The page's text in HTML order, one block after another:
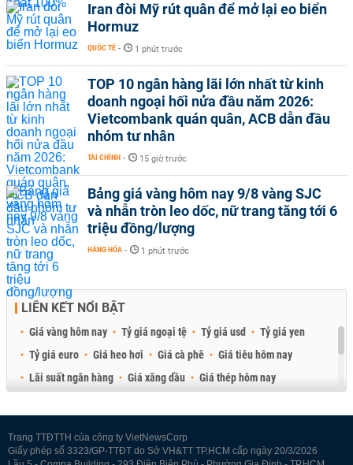
Iran đòi Mỹ rút quân để mở lại eo biển
Hormuz
QUỐC TẾ - 1 phút trước
TOP 10 ngân hàng lãi lớn nhất từ kinh
doanh ngoại hối nửa đầu năm 2026:
Vietcombank quán quân, ACB dẫn đầu
nhóm tư nhân
TÀI CHÍNH - 15 giờ trước
Bảng giá vàng hôm nay 9/8 vàng SJC
và nhẫn tròn leo dốc, nữ trang tăng tới 6
triệu đồng/lượng
HÀNG HÓA - 1 phút trước
LIÊN KẾT NỔI BẬT
Giá vàng hôm nay Tỷ giá ngoại tệ Tỷ giá usd
Tỷ giá yen
Tỷ giá euro
Giá heo hơi Giá cà phê
Giá tiêu hôm nay
Lãi suất ngân hàng
Giá xăng dầu
Giá thép hôm nay
Trang TTĐTTH của công ty VietNewsCorp
Giấy phép số 3323/GP-TTĐT do Sở VH&TT TP.HCM cấp ngày 20/3/2026